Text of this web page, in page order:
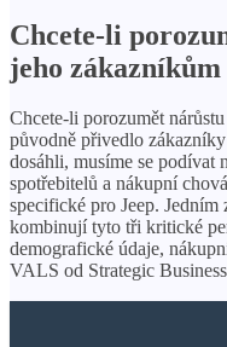
Chcete-li
jeho zákazníkům
Chcete-li porozumět
původně přivedlo
dosáhli, musíme se podívat
spotřebitelů a nákupní
specifické pro Jeep.
kombinují tyto tři kritické
demografické údaje,
VALS od Strategic